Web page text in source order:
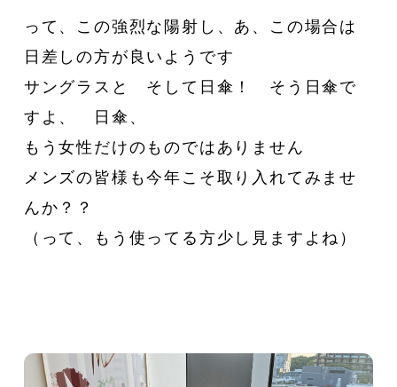
って、この強烈な陽射し、あ、この場合は
日差しの方が良いようです
サングラスと そして日傘！ そう日傘で
すよ、 日傘、
もう女性だけのものではありません
メンズの皆様も今年こそ取り入れてみませ
んか？？
（って、もう使ってる方少し見ますよね）
CATEGORY
ファッション小物 生活日用品
インテリア
アウトドア 雑貨・ホビー